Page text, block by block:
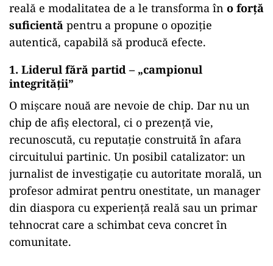
reală e modalitatea de a le transforma în o forță
suficientă pentru a propune o opoziție
autentică, capabilă să producă efecte.
1. Liderul fără partid – „campionul
integrității”
O mișcare nouă are nevoie de chip. Dar nu un
chip de afiș electoral, ci o prezență vie,
recunoscută, cu reputație construită în afara
circuitului partinic. Un posibil catalizator: un
jurnalist de investigație cu autoritate morală, un
profesor admirat pentru onestitate, un manager
din diaspora cu experiență reală sau un primar
tehnocrat care a schimbat ceva concret în
comunitate.